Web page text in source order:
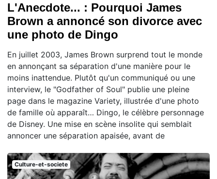
L'Anecdote... : Pourquoi James
Brown a annoncé son divorce avec
une photo de Dingo
En juillet 2003, James Brown surprend tout le monde
en annonçant sa séparation d'une manière pour le
moins inattendue. Plutôt qu'un communiqué ou une
interview, le "Godfather of Soul" publie une pleine
page dans le magazine Variety, illustrée d'une photo
de famille où apparaît… Dingo, le célèbre personnage
de Disney. Une mise en scène insolite qui semblait
annoncer une séparation apaisée, avant de
Culture-et-societe